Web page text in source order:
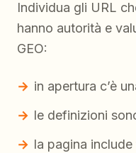
Individua gli URL
hanno autorità e
GEO:
in apertura c’è
le definizioni
la pagina